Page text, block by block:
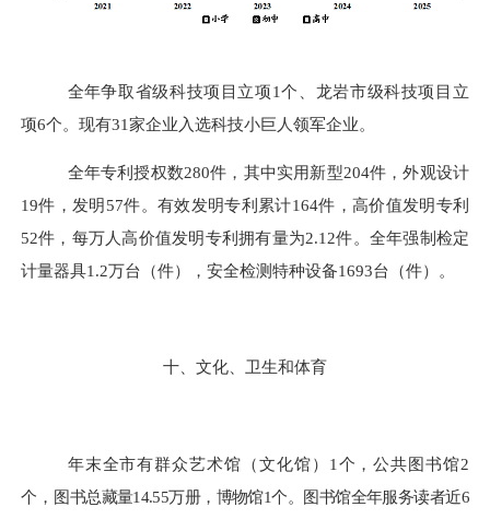
全年争取省级科技项目立项1个、龙岩市级科技项目立
项6个。现有31家企业入选科技小巨人领军企业。
全年专利授权数280件，其中实用新型204件，外观设计
19件，发明 57件。有效发明专利累计164件，高价值发明专利
52件， 每万人高价值发明专利拥有量为2.12件。全年强制检定
计量器具1.2万台（件），安全检测特种设备1693台（件）。
十、文化、卫生和体育
年末全市有群众艺术馆（文化馆） 1 个，公共图书馆2
个， 图书总藏量14.55万册，博物馆1个。图书馆全年服务读者近6